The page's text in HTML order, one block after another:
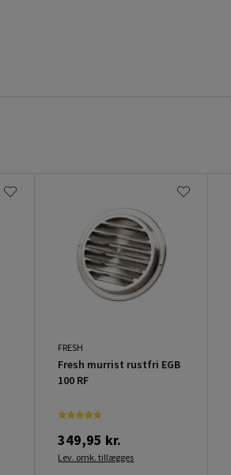
FRESH
Fresh murrist rustfri EGB
100 RF
349,95 kr.
Lev. omk. tillægges